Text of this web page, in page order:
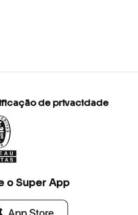
de privacidade
o Super App